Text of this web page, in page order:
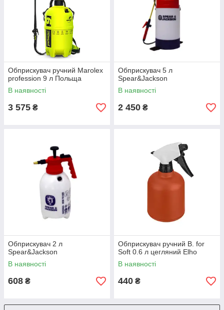
Обприскувач ручний Marolex
profession 9 л Польща
В наявності
3 575 ₴
Обприскувач 5 л
Spear&Jackson
В наявності
2 450 ₴
Обприскувач 2 л
Spear&Jackson
В наявності
608 ₴
Обприскувач ручний B. for
Soft 0.6 л цегляний Elho
В наявності
440 ₴